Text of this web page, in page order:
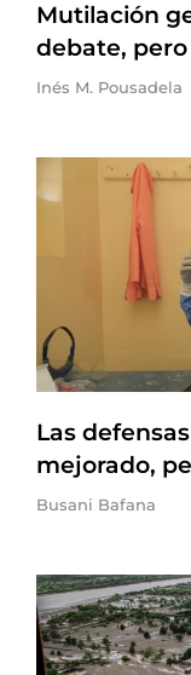
Mutilación
debate,
Inés M. Pousadela
Las
mejorado,
Busani Bafana